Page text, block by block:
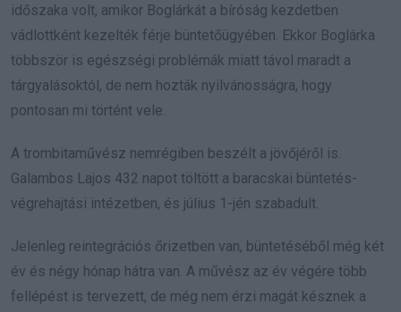
időszaka volt, amikor Boglárkát a bíróság kezdetben
vádlottként kezelték férje büntetőügyében. Ekkor Boglárka
többször is egészségi problémák miatt távol maradt a
tárgyalásoktól, de nem hozták nyilvánosságra, hogy
pontosan mi történt vele.
A trombitaművész nemrégiben beszélt a jövőjéről is.
Galambos Lajos 432 napot töltött a baracskai büntetés-
végrehajtási intézetben, és július 1-jén szabadult.
Jelenleg reintegrációs őrizetben van, büntetéséből még két
év és négy hónap hátra van. A művész az év végére több
fellépést is tervezett, de még nem érzi magát késznek a